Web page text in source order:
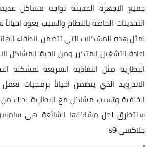
جميع الاجهزة الحديثة تواجه مشاكل
التحديثات الخاصة بالنظام والسبب يعود
لمثل هذه المشكلات التي تتضمن انطفاء
اعادة التشغيل المتكرر ومن ناحية المشاكل
البطارية مثل النفاذية السريعة لمشكلة
الاندرويد الذي يتضمن احياناُ برمجيات
الخلفية وتسبب مشاكل مع البطارية لذلك
سنتطرق لحل مشاكلها الشائعة هي
جلاكسي s9